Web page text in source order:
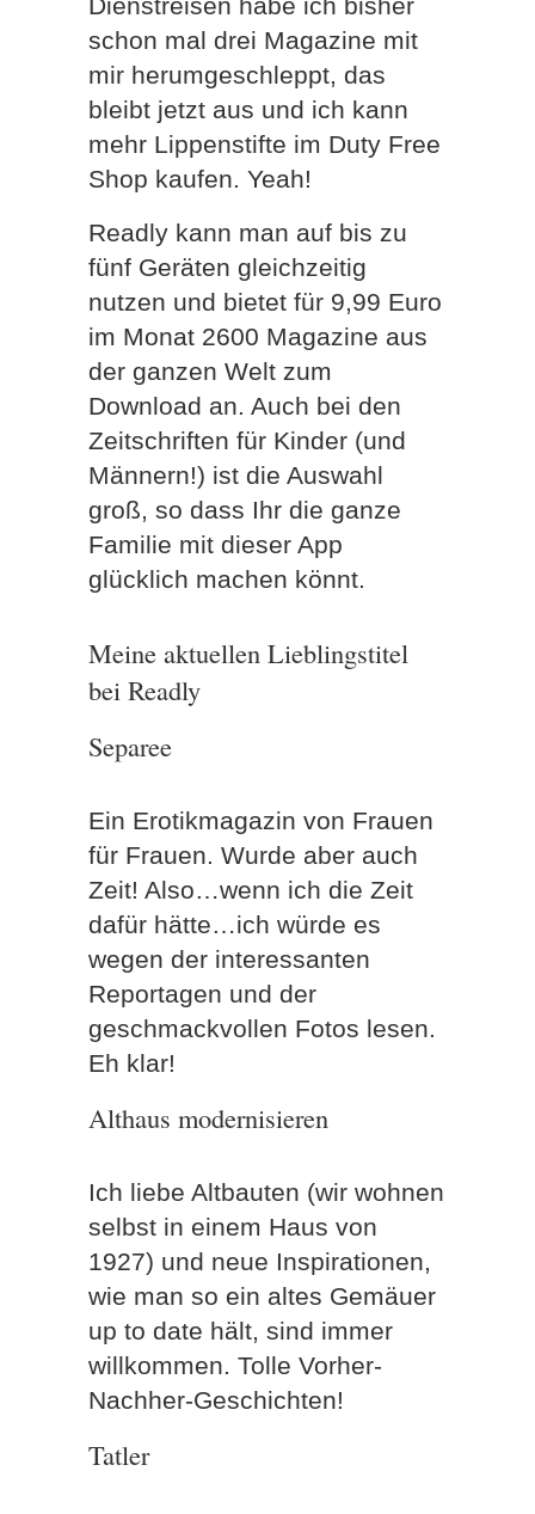
schon mal drei Magazine mit
mir herumgeschleppt, das
bleibt jetzt aus und ich kann
mehr Lippenstifte im Duty Free
Shop kaufen. Yeah!
Readly kann man auf bis zu
fünf Geräten gleichzeitig
nutzen und bietet für 9,99 Euro
im Monat 2600 Magazine aus
der ganzen Welt zum
Download an. Auch bei den
Zeitschriften für Kinder (und
Männern!) ist die Auswahl
groß, so dass Ihr die ganze
Familie mit dieser App
glücklich machen könnt.
Meine aktuellen Lieblingstitel
bei Readly
Separee
Ein Erotikmagazin von Frauen
für Frauen. Wurde aber auch
Zeit! Also…wenn ich die Zeit
dafür hätte…ich würde es
wegen der interessanten
Reportagen und der
geschmackvollen Fotos lesen.
Eh klar!
Althaus modernisieren
Ich liebe Altbauten (wir wohnen
selbst in einem Haus von
1927) und neue Inspirationen,
wie man so ein altes Gemäuer
up to date hält, sind immer
willkommen. Tolle Vorher-
Nachher-Geschichten!
Tatler